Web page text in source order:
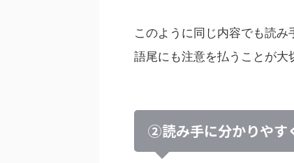
このように同じ内容でも読
語尾にも注意を払うことが大
②読み手に分かりやす